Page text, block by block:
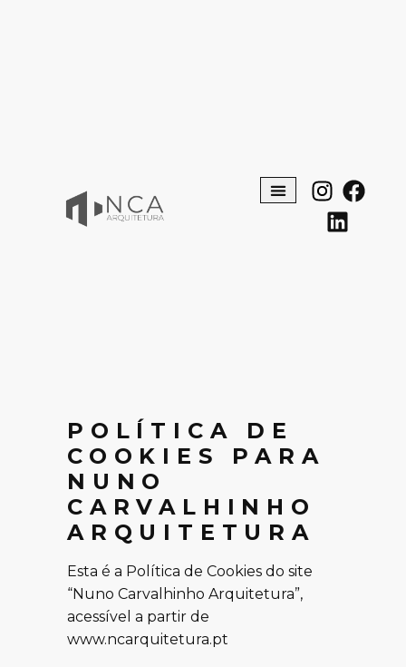
POLÍTICA DE
COOKIES PARA
NUNO
CARVALHINHO
ARQUITETURA
Esta é a Política de Cookies do site
“Nuno Carvalhinho Arquitetura”,
acessível a partir de
www.ncarquitetura.pt